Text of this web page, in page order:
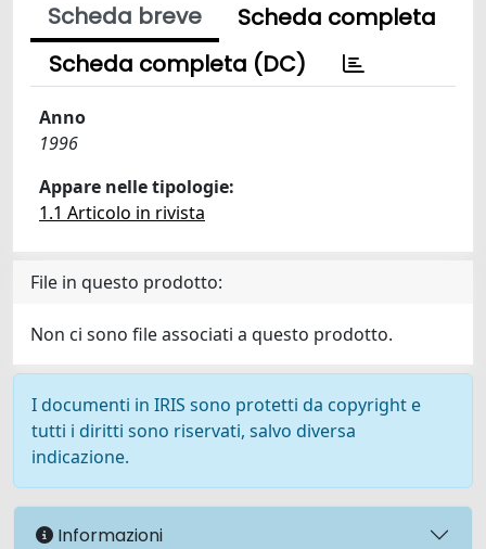
Scheda breve
Scheda completa
Scheda completa (DC)
Anno
1996
Appare nelle tipologie:
1.1 Articolo in rivista
File in questo prodotto:
Non ci sono file associati a questo prodotto.
I documenti in IRIS sono protetti da copyright e
tutti i diritti sono riservati, salvo diversa
indicazione.
Informazioni